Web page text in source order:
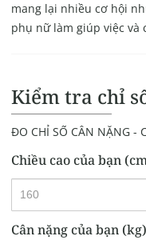
mang lại nhiều cơ hội
phụ nữ làm giúp việc và
Kiểm tra chỉ
ĐO CHỈ SỐ CÂN NẶNG -
Chiều cao của bạn
Cân nặng của bạn (kg)